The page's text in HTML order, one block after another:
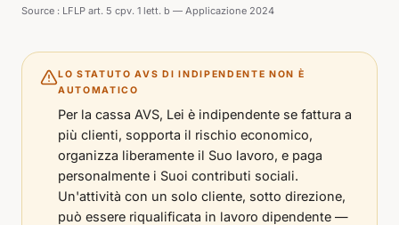
Source : LFLP art. 5 cpv. 1 lett. b — Applicazione 2024
LO STATUTO AVS DI INDIPENDENTE NON È
AUTOMATICO
Per la cassa AVS, Lei è indipendente se fattura a
più clienti, sopporta il rischio economico,
organizza liberamente il Suo lavoro, e paga
personalmente i Suoi contributi sociali.
Un'attività con un solo cliente, sotto direzione,
può essere riqualificata in lavoro dipendente —